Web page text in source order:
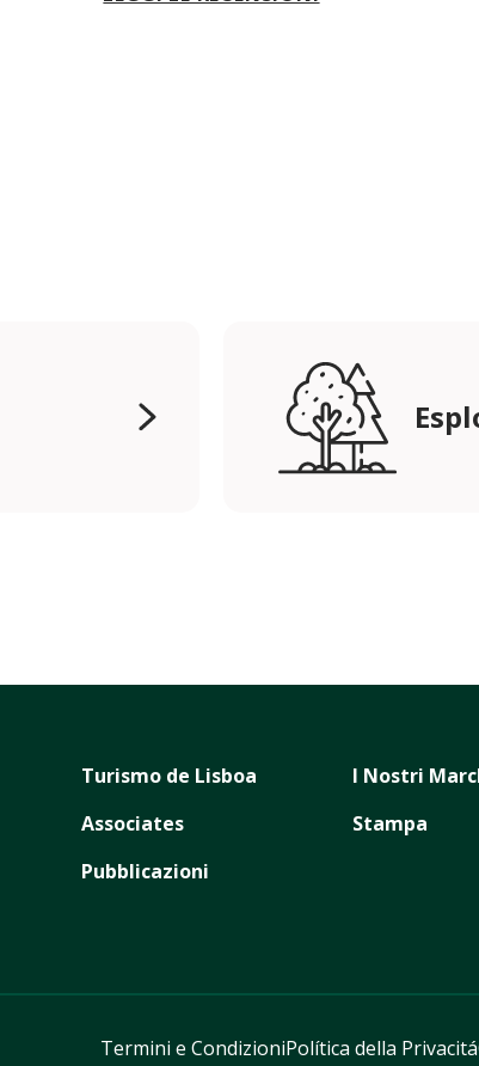
Turismo de Lisboa
Associates
Pubblicazioni
I Nostri
Stampa
Termini e CondizioniPolítica della Privacitá